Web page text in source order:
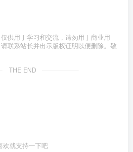
供用于学习和交流，请勿用于商业用
联系站长并出示版权证明以便删除。敬
THE END
欢就支持一下吧